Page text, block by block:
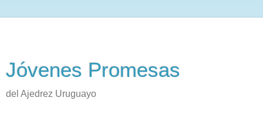
Jóvenes Promesas
del Ajedrez Uruguayo